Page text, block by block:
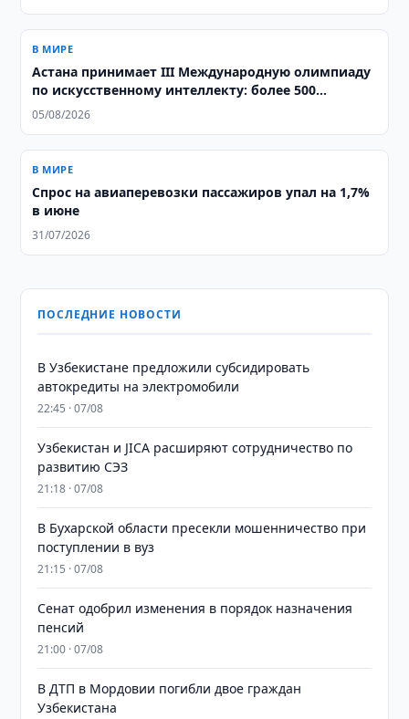
В МИРЕ
Астана принимает III Международную олимпиаду
по искусственному интеллекту: более 500
школьников из 106 стран соревнуются за звание
05/08/2026
В МИРЕ
Спрос на авиаперевозки пассажиров упал на 1,7%
в июне
31/07/2026
ПОСЛЕДНИЕ НОВОСТИ
В Узбекистане предложили субсидировать
автокредиты на электромобили
22:45 · 07/08
Узбекистан и JICA расширяют сотрудничество по
развитию СЭЗ
21:18 · 07/08
В Бухарской области пресекли мошенничество при
поступлении в вуз
21:15 · 07/08
Сенат одобрил изменения в порядок назначения
пенсий
21:00 · 07/08
В ДТП в Мордовии погибли двое граждан
Узбекистана